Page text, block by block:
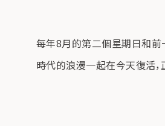
每年8月的第二個星期日和前
時代的浪漫一起在今天復活